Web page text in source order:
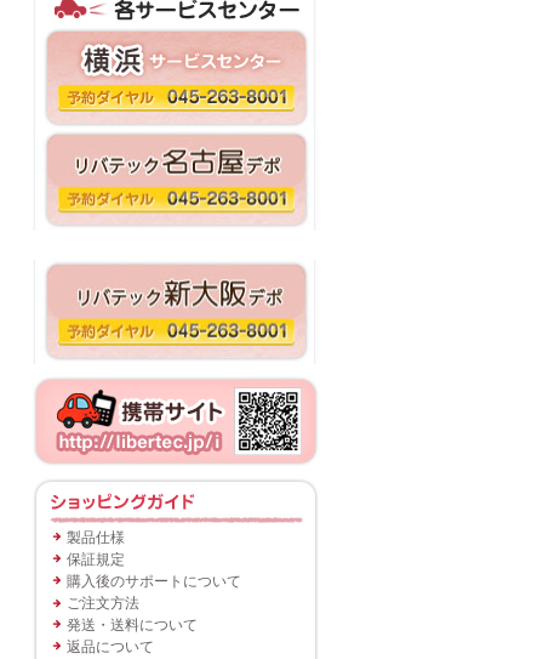
製品仕様
保証規定
購入後のサポートについて
ご注文方法
発送・送料について
返品について